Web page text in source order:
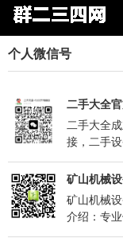
个人微信号
二手大全
二手大全
接，二手
矿山机械
矿山机械
介绍：专